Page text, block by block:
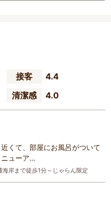
接客
4.4
清潔感 4.0
くて、部屋にお風呂がついて
ニューア…
岸まで徒歩1分～じゃらん限定